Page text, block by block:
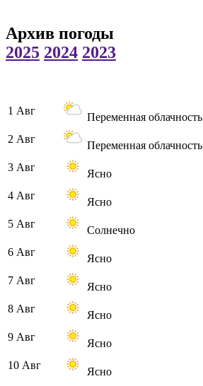
Архив погоды
2025 2024 2023
1 Авг
Переменная облачность
2 Авг
Переменная облачность
3 Авг
Ясно
4 Авг
Ясно
5 Авг
Солнечно
6 Авг
Ясно
7 Авг
Ясно
8 Авг
Ясно
9 Авг
Ясно
10 Авг
Ясно